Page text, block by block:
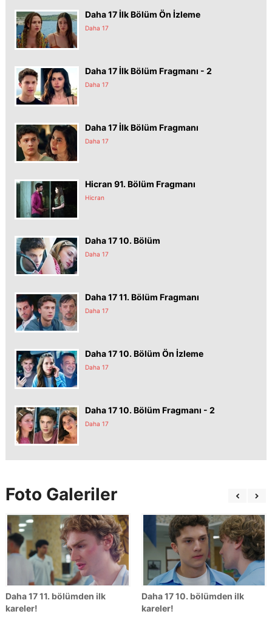
Daha 17 İlk Bölüm Ön İzleme
Daha 17
Daha 17 İlk Bölüm Fragmanı - 2
Daha 17
Daha 17 İlk Bölüm Fragmanı
Daha 17
Hicran 91. Bölüm Fragmanı
Hicran
Daha 17 10. Bölüm
Daha 17
Daha 17 11. Bölüm Fragmanı
Daha 17
Daha 17 10. Bölüm Ön İzleme
Daha 17
Daha 17 10. Bölüm Fragmanı - 2
Daha 17
Foto Galeriler
Daha 17 11. bölümden ilk
kareler!
Daha 17 10. bölümden ilk
kareler!